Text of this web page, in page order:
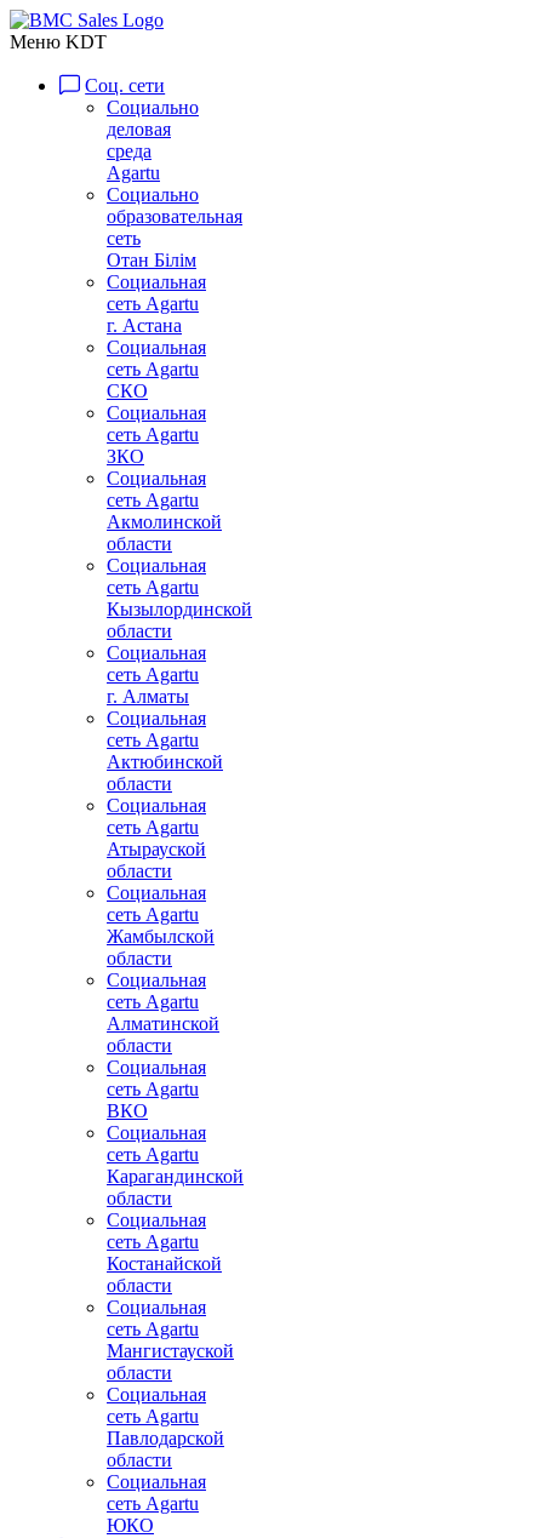
Меню KDT
Соц. сети
Социально
деловая
среда
Agartu
Социально
образовательная
сеть
Отан Бiлiм
Социальная
сеть Agartu
г. Астана
Социальная
сеть Agartu
СКО
Социальная
сеть Agartu
ЗКО
Социальная
сеть Agartu
Акмолинской
области
Социальная
сеть Agartu
Кызылординской
области
Социальная
сеть Agartu
г. Алматы
Социальная
сеть Agartu
Актюбинской
области
Социальная
сеть Agartu
Атырауской
области
Социальная
сеть Agartu
Жамбылской
области
Социальная
сеть Agartu
Алматинской
области
Социальная
сеть Agartu
ВКО
Социальная
сеть Agartu
Карагандинской
области
Социальная
сеть Agartu
Костанайской
области
Социальная
сеть Agartu
Мангистауской
области
Социальная
сеть Agartu
Павлодарской
области
Социальная
сеть Agartu
ЮКО